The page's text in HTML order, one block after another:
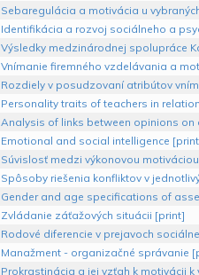
Sebaregulácia a motivácia u
Identifikácia a rozvoj sociálneho a
Výsledky medzinárodnej spolupráce
Vnímanie firemného vzdelávania a
Rozdiely v posudzovaní atribútov
Personality traits of teachers in
Analysis of links between opinions
Emotional and social intelligence
Súvislosť medzi výkonovou
Spôsoby riešenia konfliktov v
Gender and age specifications of
Zvládanie záťažových situácii [print]
Rodové diferencie v prejavoch
Manažment - organizačné správanie
Prokrastinácia a jej vzťah k motivácii